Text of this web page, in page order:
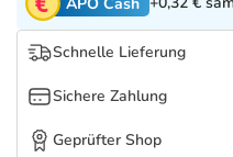
Tierapotheke
Vitamine &
Salus Deals
Schnelle Lieferung
Sichere Zahlung
Geprüfter Shop